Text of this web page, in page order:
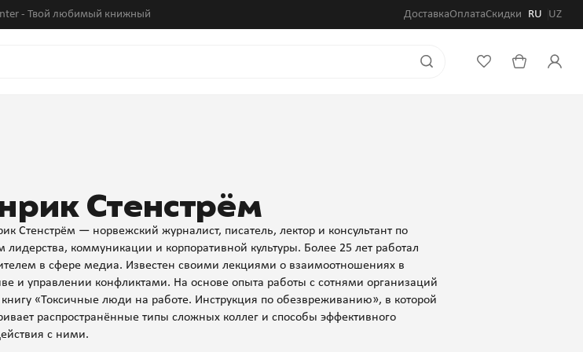
- Твой любимый книжный ДоставкаОплатаСкидки RU UZ
Стенстрём
Стенстрём — норвежский журналист, писатель, лектор и консультант по
лидерства, коммуникации и корпоративной культуры. Более 25 лет работал
в сфере медиа. Известен своими лекциями о взаимоотношениях в
и управлении конфликтами. На основе опыта работы с сотнями организаций
«Токсичные люди на работе. Инструкция по обезвреживанию», в которой
распространённые типы сложных коллег и способы эффективного
с ними.